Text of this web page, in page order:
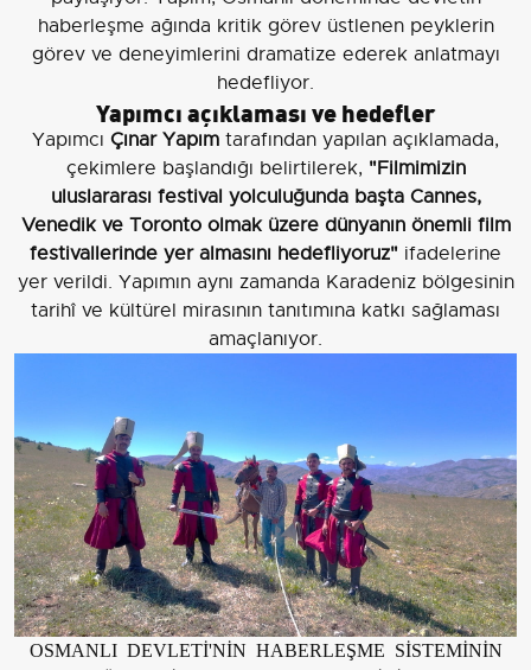
haberleşme ağında kritik görev üstlenen peyklerin
görev ve deneyimlerini dramatize ederek anlatmayı
hedefliyor.
Yapımcı açıklaması ve hedefler
Yapımcı Çınar Yapım tarafından yapılan açıklamada,
çekimlere başlandığı belirtilerek, "Filmimizin
uluslararası festival yolculuğunda başta Cannes,
Venedik ve Toronto olmak üzere dünyanın önemli film
festivallerinde yer almasını hedefliyoruz" ifadelerine
yer verildi. Yapımın aynı zamanda Karadeniz bölgesinin
tarihî ve kültürel mirasının tanıtımına katkı sağlaması
amaçlanıyor.
OSMANLI DEVLETİ'NİN HABERLEŞME SİSTEMİNİN